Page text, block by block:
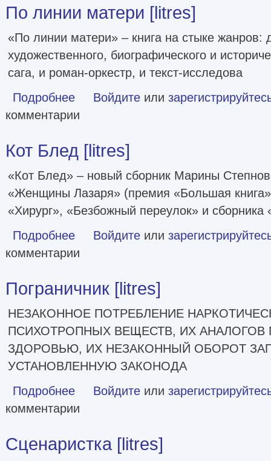
По линии матери [litres]
«По линии матери» – книга на стыке жанров:
художественного, биографического и
сага, и роман-оркестр, и текст-исследова
Подробнее о По линии матери [litres]
Войдите или
комментарии
Кот Блед [litres]
«Кот Блед» – новый сборник Марины
«Женщины Лазаря» (премия «Большая
«Хирург», «Безбожный переулок» и сборника
Подробнее о Кот Блед [litres]
Войдите или
комментарии
Пограничник [litres]
НЕЗАКОННОЕ ПОТРЕБЛЕНИЕ
ПСИХОТРОПНЫХ ВЕЩЕСТВ, ИХ АНАЛОГОВ
ЗДОРОВЬЮ, ИХ НЕЗАКОННЫЙ ОБОРОТ
УСТАНОВЛЕННУЮ ЗАКОНОДА
Подробнее о Пограничник [litres]
Войдите или
комментарии
Сценаристка [litres]